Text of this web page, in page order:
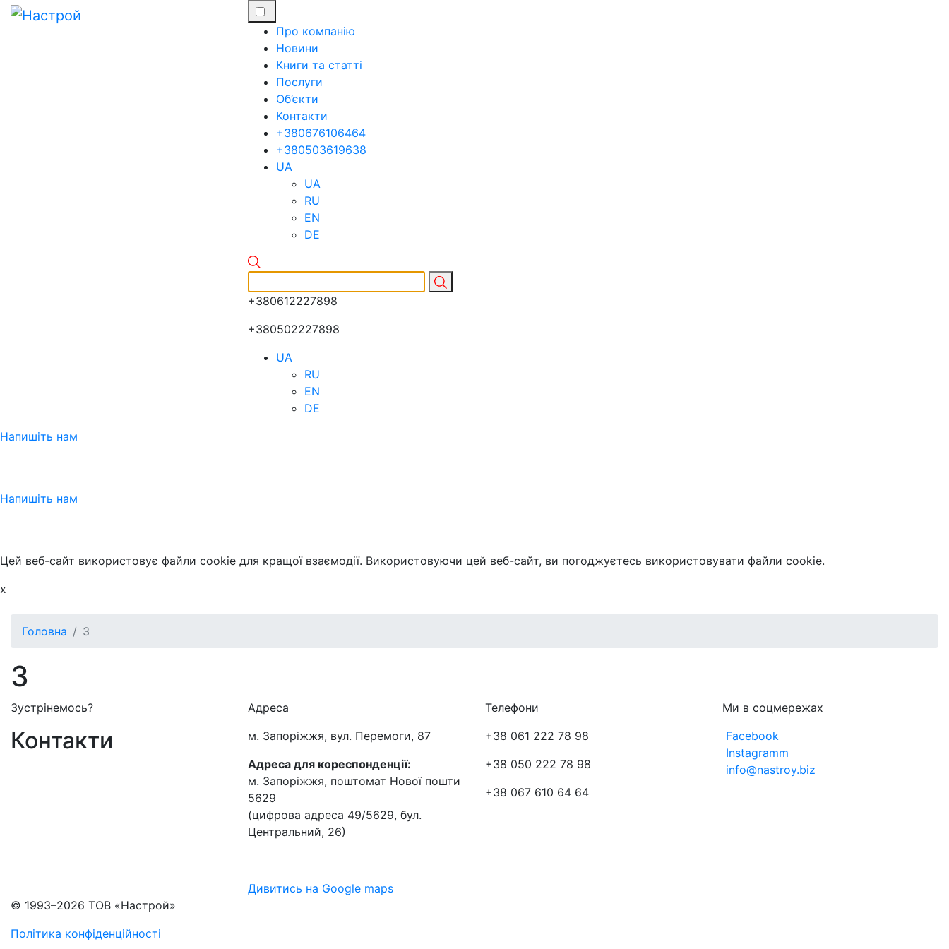
Про компанію
Новини
Книги та статті
Послуги
Об’єкти
Контакти
+380676106464
+380503619638
UA
UA
RU
EN
DE
+380612227898
+380502227898
UA
RU
EN
DE
Напишіть нам
Напишіть нам
Цей веб-сайт використовує файли cookie для кращої взаємодії. Використовуючи цей веб-сайт, ви погоджуєтесь використовувати файли cookie.
x
Головна 3
3
Зустрінемось?
Контакти
Адреса
м. Запоріжжя, вул. Перемоги, 87
Адреса для кореспонденції:
м. Запоріжжя, поштомат Нової пошти
5629
(цифрова адреса 49/5629, бул.
Центральний, 26)
Дивитись на Google maps
Телефони
+38 061 222 78 98
+38 050 222 78 98
+38 067 610 64 64
Ми в соцмережах
Facebook
Instagramm
info@nastroy.biz
© 1993–2026 ТОВ «Настрой»
Політика конфіденційності